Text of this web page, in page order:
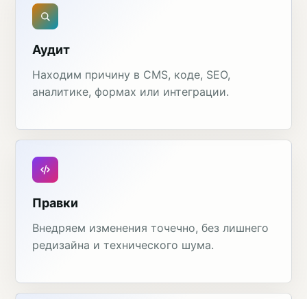
Аудит
Находим причину в CMS, коде, SEO,
аналитике, формах или интеграции.
Правки
Внедряем изменения точечно, без лишнего
редизайна и технического шума.